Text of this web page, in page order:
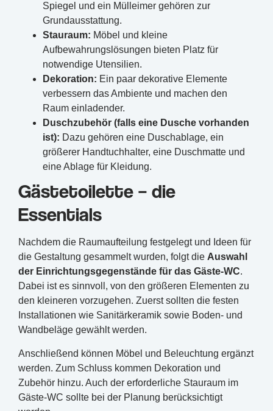
Spiegel und ein Mülleimer gehören zur
Grundausstattung.
Stauraum: Möbel und kleine
Aufbewahrungslösungen bieten Platz für
notwendige Utensilien.
Dekoration: Ein paar dekorative Elemente
verbessern das Ambiente und machen den
Raum einladender.
Duschzubehör (falls eine Dusche vorhanden
ist): Dazu gehören eine Duschablage, ein
größerer Handtuchhalter, eine Duschmatte und
eine Ablage für Kleidung.
Gästetoilette – die
Essentials
Nachdem die Raumaufteilung festgelegt und Ideen für
die Gestaltung gesammelt wurden, folgt die Auswahl
der Einrichtungsgegenstände für das Gäste-WC.
Dabei ist es sinnvoll, von den größeren Elementen zu
den kleineren vorzugehen. Zuerst sollten die festen
Installationen wie Sanitärkeramik sowie Boden- und
Wandbeläge gewählt werden.
Anschließend können Möbel und Beleuchtung ergänzt
werden. Zum Schluss kommen Dekoration und
Zubehör hinzu. Auch der erforderliche Stauraum im
Gäste-WC sollte bei der Planung berücksichtigt